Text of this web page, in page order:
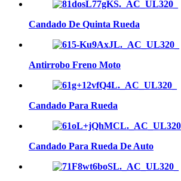
Candado De Quinta Rueda
Antirrobo Freno Moto
Candado Para Rueda
Candado Para Rueda De Auto